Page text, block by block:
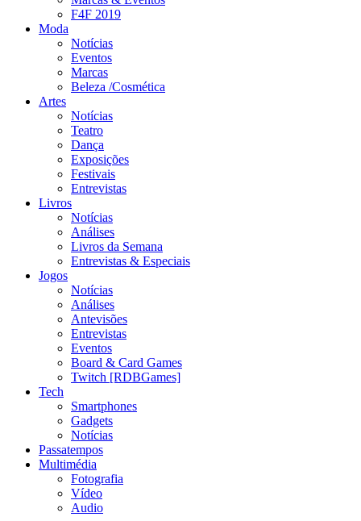
F4F 2019
Moda
Notícias
Eventos
Marcas
Beleza /Cosmética
Artes
Notícias
Teatro
Dança
Exposições
Festivais
Entrevistas
Livros
Notícias
Análises
Livros da Semana
Entrevistas & Especiais
Jogos
Notícias
Análises
Antevisões
Entrevistas
Eventos
Board & Card Games
Twitch [RDBGames]
Tech
Smartphones
Gadgets
Notícias
Passatempos
Multimédia
Fotografia
Vídeo
Audio